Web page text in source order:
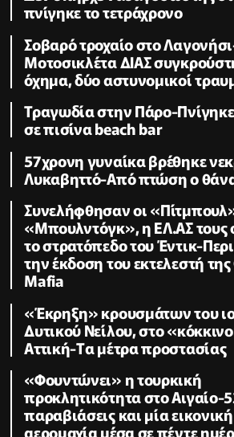
πνίγηκε το τετράχρονο
Σοβαρό τροχαίο στο
Μοτοσικλέτα ΔΙΑΣ
όχημα, δύο αστυνομικοί
Τραγωδία στην Πάρο-
σε πισίνα beach bar
57χρονη γυναίκα βρέθηκε
Λυκαβηττό-Aπό πτώση ο
Συνελήφθησαν οι
«Μπουλντόγκ», η ΕΛ.ΑΣ τους
το στρατόπεδο του Έντικ-
την έκδοση του εκτελεστή
Mafia
«Έκρηξη» κρουσμάτων του
Δυτικού Νείλου, στο
Αττική-Tα μέτρα προστασίας
«Φουντώνει» η τουρκική
προκλητικότητα στο Αιγαίο-
παραβιάσεις και μία εικονική
αερομαχία μέσα σε πέντε